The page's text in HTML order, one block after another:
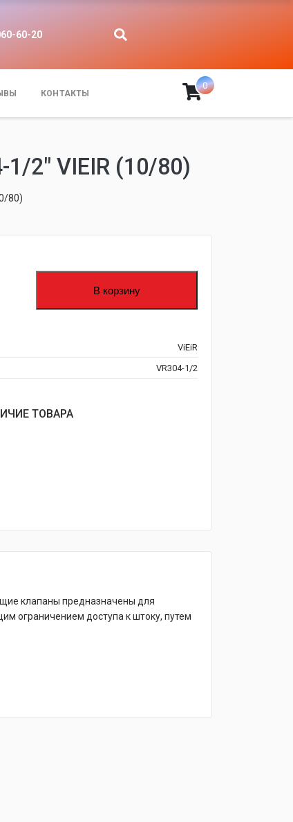
60-20
КОНТАКТЫ
0
2" VIEIR (10/80)
80)
В корзину
ViEiR
VR304-1/2
ТОВАРА
клапаны предназначены для
ограничением доступа к штоку, путем